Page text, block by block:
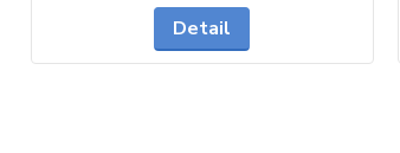
Detail